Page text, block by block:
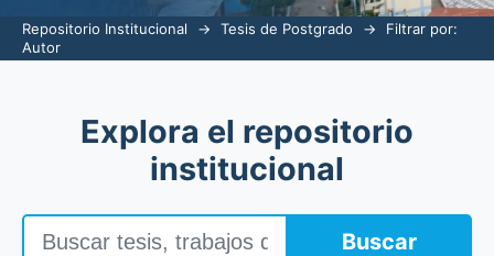
Repositorio Institucional → Tesis de Postgrado →
Filtrar por:
Autor
Explora el repositorio
institucional
Buscar